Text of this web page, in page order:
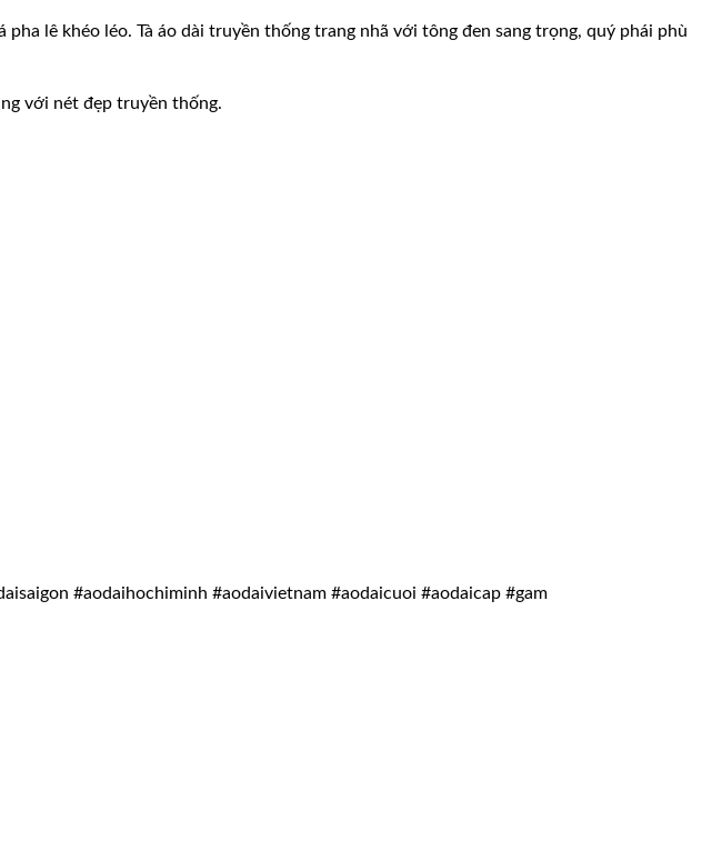
lê khéo léo. Tà áo dài truyền thống trang nhã với tông đen sang trọng, quý phái phù
với nét đẹp truyền thống.
#aodaihochiminh #aodaivietnam #aodaicuoi #aodaicap #gam